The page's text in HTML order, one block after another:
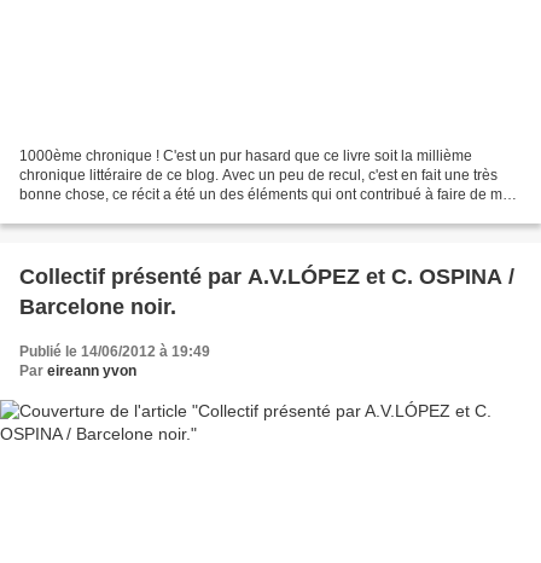
1000ème chronique ! C'est un pur hasard que ce livre soit la millième
chronique littéraire de ce blog. Avec un peu de recul, c'est en fait une très
bonne chose, ce récit a été un des éléments qui ont contribué à faire de moi
Collectif présenté par A.V.LÓPEZ et C. OSPINA /
Barcelone noir.
Publié le 14/06/2012 à 19:49
Par eireann yvon